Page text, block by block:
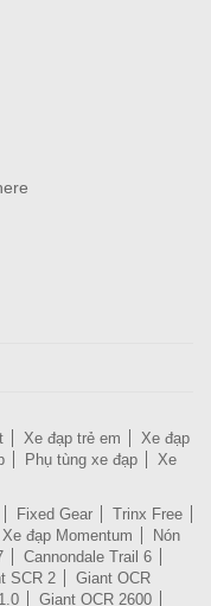
Xe đạp trẻ em
Xe đạp
Phụ tùng xe đạp
Xe
Fixed Gear
Trinx Free
Xe đạp Momentum
Nón
Cannondale Trail 6
SCR 2
Giant OCR
Giant OCR 2600